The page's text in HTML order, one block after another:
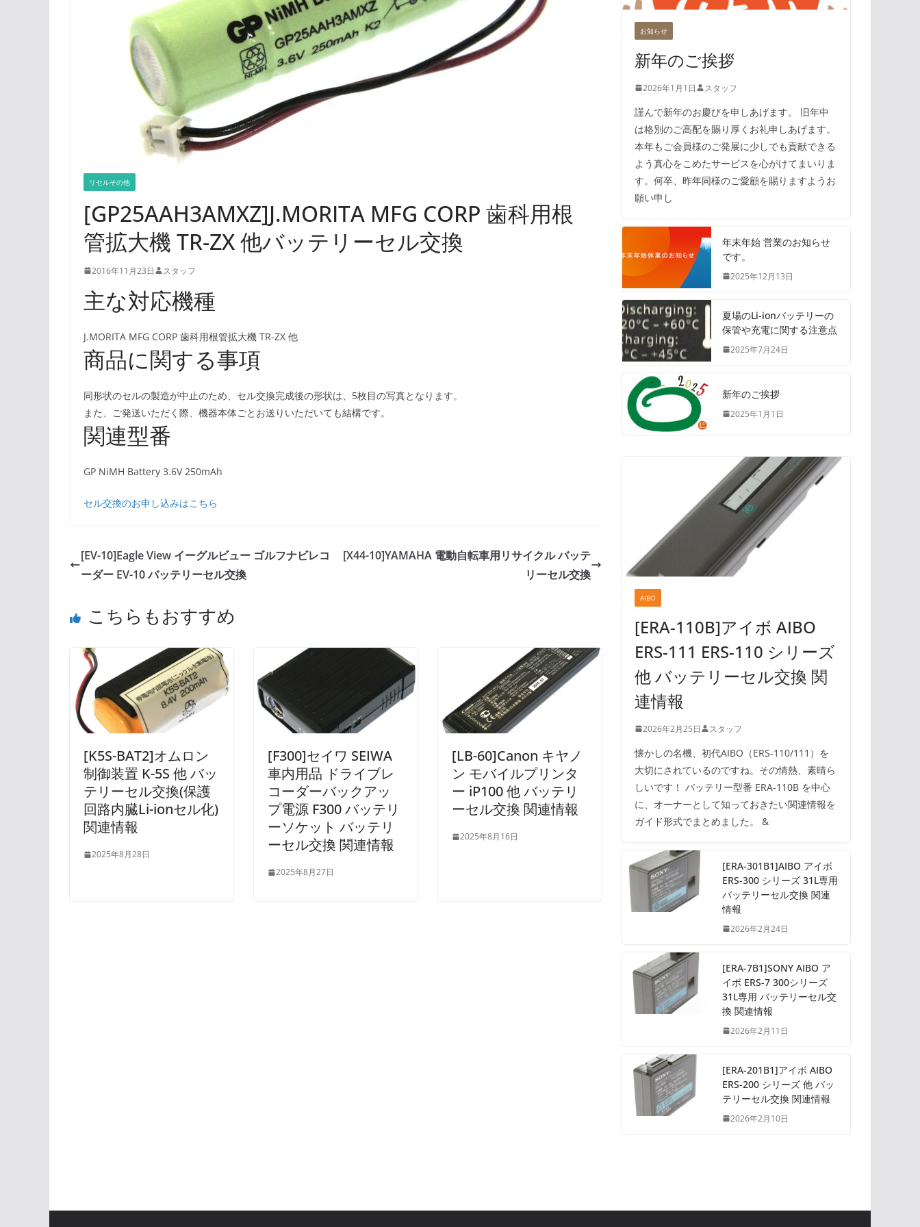
リセルその他
[GP25AAH3AMXZ]J.MORITA MFG CORP 歯科用根
管拡大機 TR-ZX 他バッテリーセル交換
2016年11月23日 スタッフ
主な対応機種
J.MORITA MFG CORP 歯科用根管拡大機 TR-ZX 他
商品に関する事項
同形状のセルの製造が中止のため、セル交換完成後の形状は、5枚目の写真となります。
また、ご発送いただく際、機器本体ごとお送りいただいても結構です。
関連型番
GP NiMH Battery 3.6V 250mAh
セル交換のお申し込みはこちら
[EV-10]Eagle View イーグルビュー ゴルフナビレコ
ーダー EV-10 バッテリーセル交換
[X44-10]YAMAHA 電動自転車用リサイクル バッテ
リーセル交換
こちらもおすすめ
[K5S-BAT2]オムロン
制御装置 K-5S 他 バッ
テリーセル交換(保護
回路内臓Li-ionセル化)
関連情報
2025年8月28日
[F300]セイワ SEIWA
車内用品 ドライブレ
コーダーバックアッ
プ電源 F300 バッテリ
ーソケット バッテリ
ーセル交換 関連情報
2025年8月27日
[LB-60]Canon キヤノ
ン モバイルプリンタ
ー iP100 他 バッテリ
ーセル交換 関連情報
2025年8月16日
お知らせ
新年のご挨拶
2026年1月1日 スタッフ
謹んで新年のお慶びを申しあげます。 旧年中
は格別のご高配を賜り厚くお礼申しあげます。
本年もご会員様のご発展に少しでも貢献できる
よう真心をこめたサービスを心がけてまいりま
す。何卒、昨年同様のご愛顧を賜りますようお
願い申し
年末年始 営業のお知らせ
です。
2025年12月13日
夏場のLi-ionバッテリーの
保管や充電に関する注意点
2025年7月24日
新年のご挨拶
2025年1月1日
AIBO
[ERA-110B]アイボ AIBO
ERS-111 ERS-110 シリーズ
他 バッテリーセル交換 関
連情報
2026年2月25日 スタッフ
懐かしの名機、初代AIBO（ERS-110/111）を
大切にされているのですね。その情熱、素晴ら
しいです！ バッテリー型番 ERA-110B を中心
に、オーナーとして知っておきたい関連情報を
ガイド形式でまとめました。 &
[ERA-301B1]AIBO アイボ
ERS-300 シリーズ 31L専用
バッテリーセル交換 関連
情報
2026年2月24日
[ERA-7B1]SONY AIBO ア
イボ ERS-7 300シリーズ
31L専用 バッテリーセル交
換 関連情報
2026年2月11日
[ERA-201B1]アイボ AIBO
ERS-200 シリーズ 他 バッ
テリーセル交換 関連情報
2026年2月10日